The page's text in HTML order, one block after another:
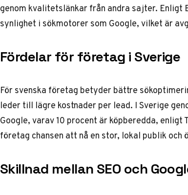
genom kvalitetslänkar från andra sajter.
synlighet i sökmotorer som Google, vilket är
Fördelar för företag i Sverige
För svenska företag betyder bättre
leder till lägre kostnader per lead. I Sverige
Google, varav 10 procent är köpberedda,
företag chansen att nå en stor, lokal publik och
Skillnad mellan SEO och